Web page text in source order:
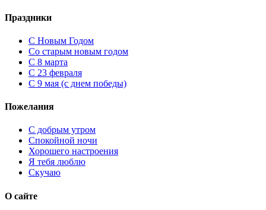
Праздники
C Новым Годом
Cо старым новым годом
С 8 марта
С 23 февраля
С 9 мая (с днем победы)
Пожелания
С добрым утром
Спокойной ночи
Хорошего настроения
Я тебя люблю
Скучаю
О сайте